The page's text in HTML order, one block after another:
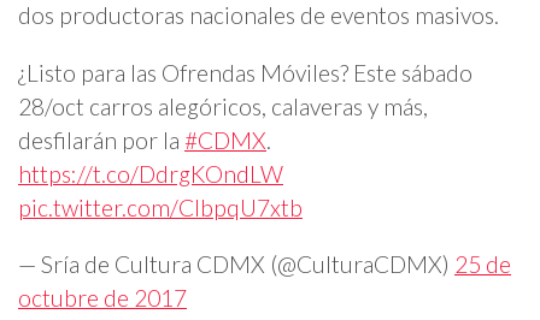
dos productoras nacionales de eventos masivos.
¿Listo para las Ofrendas Móviles? Este sábado
28/oct carros alegóricos, calaveras y más,
desfilarán por la #CDMX
https://t.co/DdrgKOndLW
pic.twitter.com/CIbpqU7xtb
— Sría de Cultura CDMX (@CulturaCDMX) 25 de
octubre de 2017